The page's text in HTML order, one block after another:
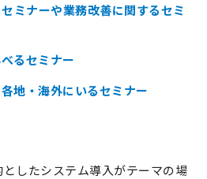
ミナーや業務改善に関するセミ
るセミナー
地・海外にいるセミナー
したシステム導入がテーマの場